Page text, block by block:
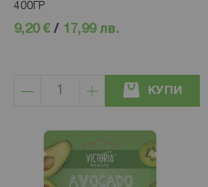
400ГР
9,20 € / 17,99 лв.
КУПИ